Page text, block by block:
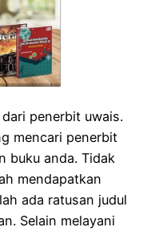
penerbit uwais.
mencari penerbit
buku anda. Tidak
mendapatkan
ada ratusan judul
Selain melayani